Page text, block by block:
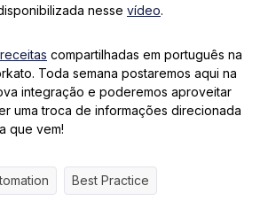
nesse vídeo.
compartilhadas em português na
Toda semana postaremos aqui na
integração e poderemos aproveitar
uma troca de informações direcionada
que vem!
Best Practice